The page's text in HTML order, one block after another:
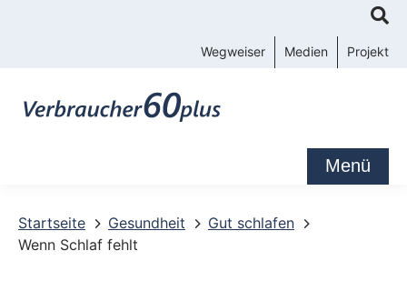
Wegweiser Medien Projekt
Menü
Startseite Gesundheit
Gut schlafen
Wenn Schlaf fehlt